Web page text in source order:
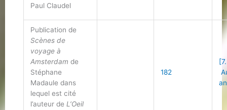
Paul Claudel
Publication de
Scènes de
voyage à
Amsterdam de
Stéphane
Madaule dans
lequel est cité
l’auteur de L’Oeil
182